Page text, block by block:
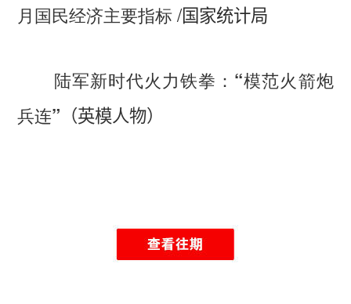
月国民经济主要指标/国家统计局
陆军新时代火力铁拳：“模范火箭炮
兵连” （英模人物）